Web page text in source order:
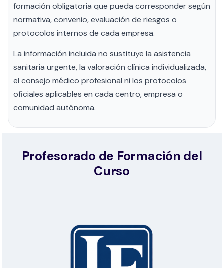
formación obligatoria que pueda corresponder según
normativa, convenio, evaluación de riesgos o
protocolos internos de cada empresa.
La información incluida no sustituye la asistencia
sanitaria urgente, la valoración clínica individualizada,
el consejo médico profesional ni los protocolos
oficiales aplicables en cada centro, empresa o
comunidad autónoma.
Profesorado de Formación del
Curso